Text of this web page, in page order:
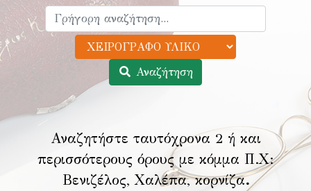
Αναζήτηση
Αναζητήστε ταυτόχρονα 2 ή και
περισσότερους όρους με κόμμα Π.Χ:
Βενιζέλος, Χαλέπα, κορνίζα.